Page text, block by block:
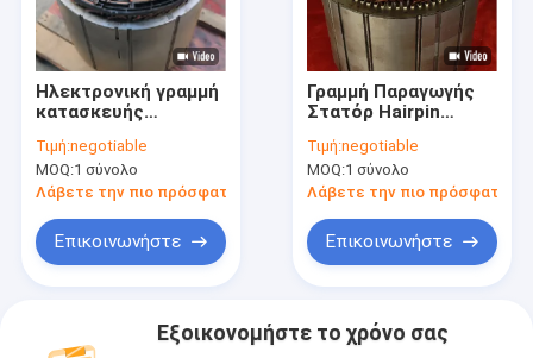
Ηλεκτρονική γραμμή
κατασκευής
οχήματα
εξορυκτικής
παραγωγής
Τιμή:negotiable
MOQ:1 σύνολο
Λάβετε την πιο πρόσφατη τιμή
Επικοινωνήστε
Γραμμή Παραγωγής
Στατόρ Hairpin
Ανθεκτική για
Μεγάλα Φορτηγά
Εξόρυξης & Βαρέα
Τιμή:negotiable
MOQ:1 σύνολο
Λάβετε την πιο πρόσφατη
Επικοινωνήστε
Εξοικονομήστε το χρόνο σας